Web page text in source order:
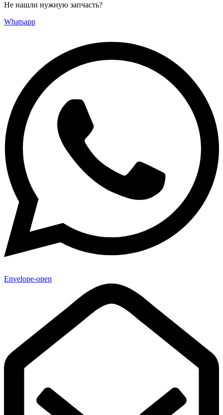
Не нашли нужную запчасть?
Whatsapp
Envelope-open